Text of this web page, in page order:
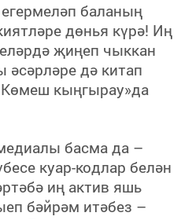
баланың
дөнья күрә! Иң
җиңеп чыккан
әсәрләре дә китап
кыңгырау»да
басма да –
куар-кодлар белән
иң актив яшь
бәйрәм итәбез –